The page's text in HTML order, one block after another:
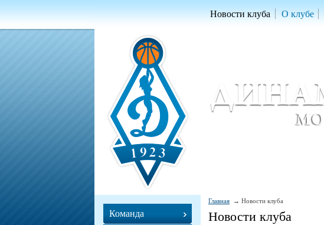
Новости клуба О клубе
Главная Новости клуба
Новости клуба
Команда